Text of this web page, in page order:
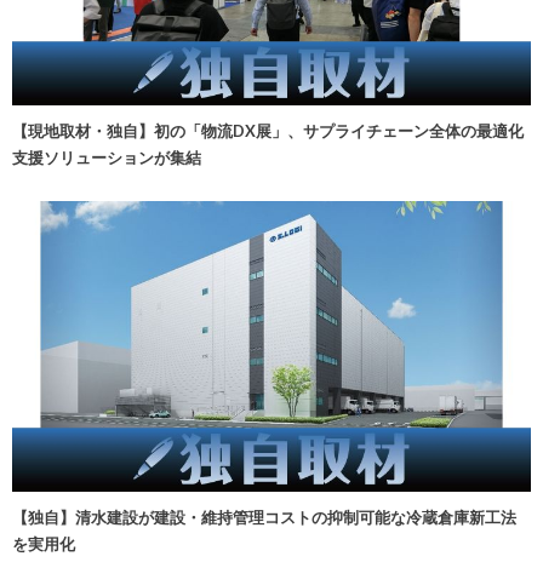
【現地取材・独自】初の「物流DX展」、サプライチェーン全体の最適化
支援ソリューションが集結
【独自】清水建設が建設・維持管理コストの抑制可能な冷蔵倉庫新工法
を実用化